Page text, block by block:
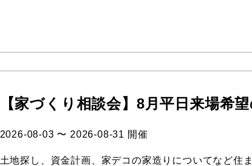
【家づくり相談会】8月平日来場希
2026-08-03 〜 2026-08-31 開催
土地探し、資金計画、家デコの家造りについてなど住